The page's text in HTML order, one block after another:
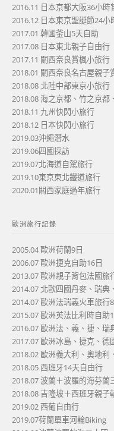
2016.11 日本京都大阪36小時
2016.12 日本東京聖誕節24小
2017.01 韓國釜山5天自助
2017.08 日本東北親子自由行
2017.11 關西奈良賞楓小旅行
2018.01 關西奈良名古屋親子
2018.08 北陸中部東京小旅行
2018.08 海之京都、竹之京
2018.11 九州快閃小旅行
2018.12 日本快閃小旅行
2019.03沖繩潛水
2019.06四國採訪
2019.07北海道自駕旅行
2019.10東京東北鐵道旅行
2020.01關西家庭過年旅行
歐洲旅行記錄
2005.04 歐洲荷蘭9日
2006.07 歐洲捷克自助16日
2013.07 歐洲親子背包法國旅
2014.07 北歐四國丹麥、瑞典
2014.07 歐洲法瑞義火車旅行
2015.07 歐洲英法比利時自助
2016.07 歐洲法、義、捷、瑞
2017.07 歐洲冰島、捷克、德
2018.02 歐洲義大利、奧地利
2018.05 西班牙14天自由行
2018.07 波蘭＋波羅的海芬蘭
2018.08 吉隆坡＋西班牙親子
2019.02 西葡自由行
2019.07荷蘭單車河輪Biking